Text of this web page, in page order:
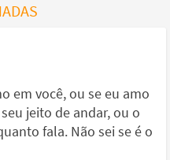
em você, ou se eu amo
jeito de andar, ou o
fala. Não sei se é o